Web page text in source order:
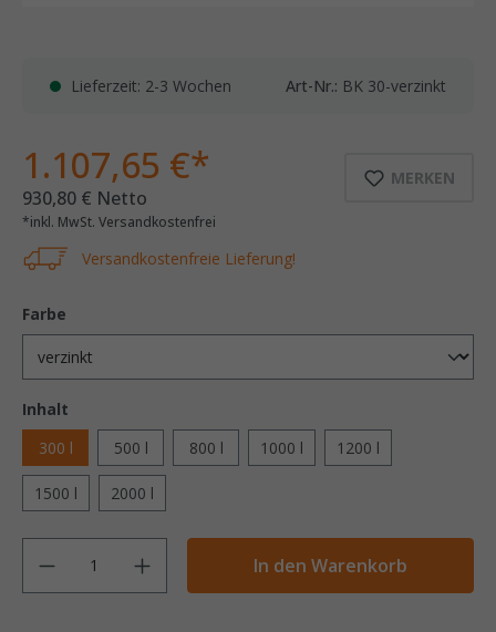
Lieferzeit: 2-3 Wochen Art-Nr.: BK 30-verzinkt
MERKEN
1.107,65 €*
930,80 € Netto
*inkl. MwSt. Versandkostenfrei
Versandkostenfreie Lieferung!
Farbe
Inhalt
300 l
500 l 800 l 1000 l 1200 l
1500 l 2000 l
Anzahl
In den Warenkorb